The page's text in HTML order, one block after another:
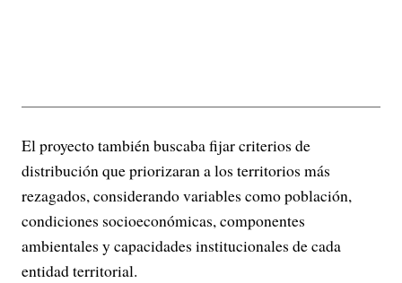
El proyecto también buscaba fijar criterios de
distribución que priorizaran a los territorios más
rezagados, considerando variables como población,
condiciones socioeconómicas, componentes
ambientales y capacidades institucionales de cada
entidad territorial.